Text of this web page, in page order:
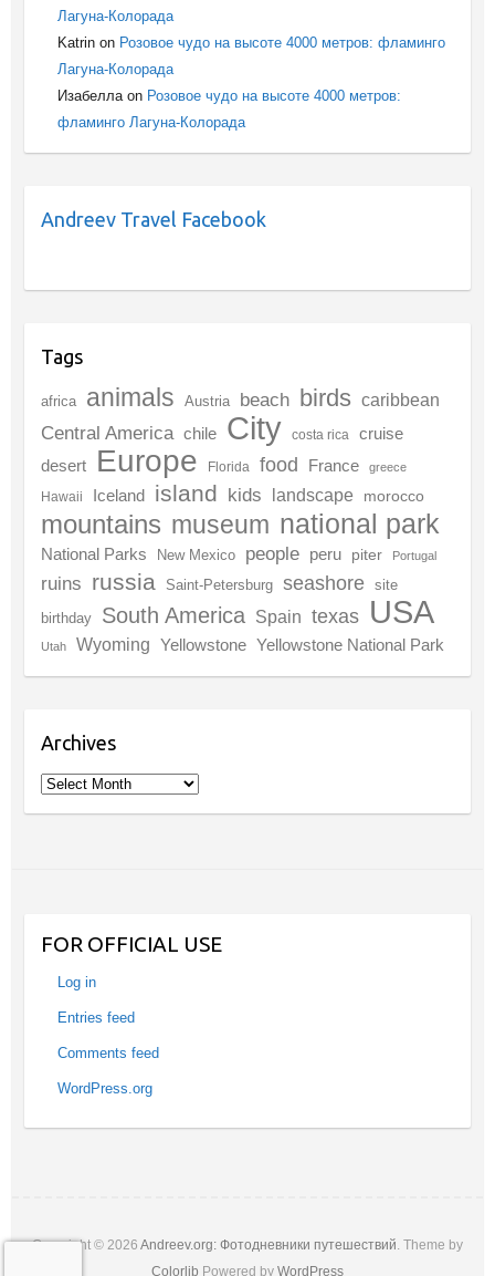
Лагуна-Колорада
Katrinon Розовое чудо на высоте 4000 метров: фламинго
Лагуна-Колорада
Изабеллаon Розовое чудо на высоте 4000 метров:
фламинго Лагуна-Колорада
Andreev Travel Facebook
Tags
africa animals Austria beach birds caribbean
Central America chile City costa rica cruise
desert Europe Florida food France greece
Hawaii Iceland island kids landscape morocco
mountains museum national park
National Parks New Mexico people peru piter Portugal
ruins russia Saint-Petersburg seashore
site
birthday
South America Spain texas USA
Utah Wyoming Yellowstone Yellowstone National Park
Archives
Archives
FOR OFFICIAL USE
Log in
Entries feed
Comments feed
WordPress.org
Copyright © 2026 Andreev.org: Фотодневники путешествий . Theme by
Colorlib Powered by WordPress